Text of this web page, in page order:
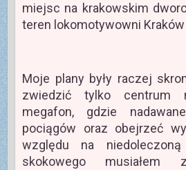
miejsc na krakowskim
teren lokomotywowni
Moje plany były raczej
zwiedzić tylko centrum
megafon, gdzie
pociągów oraz obejrzeć
względu na
skokowego musiałem